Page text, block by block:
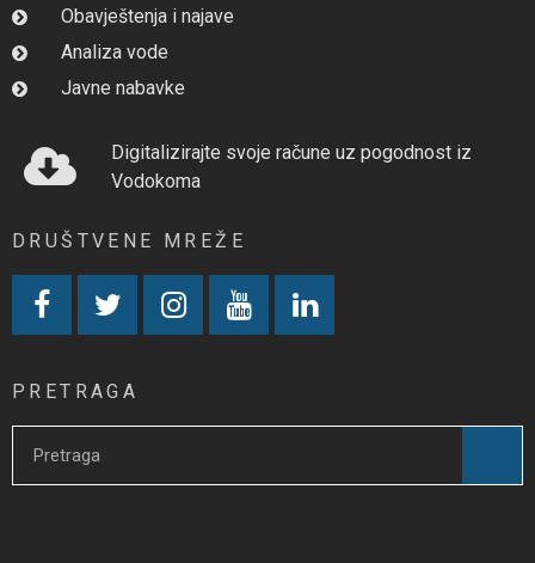
Obavještenja i najave
Analiza vode
Javne nabavke
Digitalizirajte svoje račune uz pogodnost iz
Vodokoma
DRUŠTVENE MREŽE
PRETRAGA